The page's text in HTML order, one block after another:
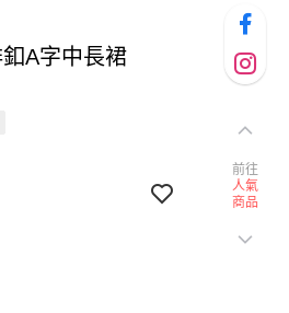
A字中長裙
前往
人氣
商品